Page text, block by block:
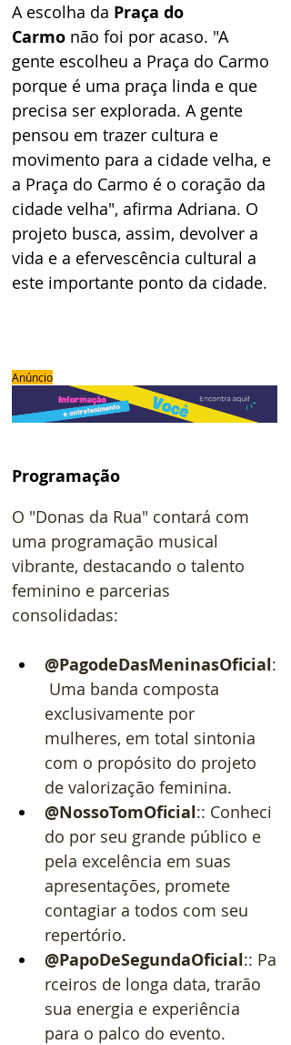
A escolha da Praça do
Carmo não foi por acaso. "A
gente escolheu a Praça do Carmo
porque é uma praça linda e que
precisa ser explorada. A gente
pensou em trazer cultura e
movimento para a cidade velha, e
a Praça do Carmo é o coração da
cidade velha", afirma Adriana. O
projeto busca, assim, devolver a
vida e a efervescência cultural a
este importante ponto da cidade.
Anúncio
Programação
O "Donas da Rua" contará com
uma programação musical
vibrante, destacando o talento
feminino e parcerias
consolidadas:
@PagodeDasMeninasOficial:
Uma banda composta
exclusivamente por
mulheres, em total sintonia
com o propósito do projeto
de valorização feminina.
@NossoTomOficial:: Conheci
do por seu grande público e
pela excelência em suas
apresentações, promete
contagiar a todos com seu
repertório.
@PapoDeSegundaOficial:: Pa
rceiros de longa data, trarão
sua energia e experiência
para o palco do evento.